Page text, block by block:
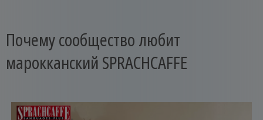
Почему сообщество любит
марокканский SPRACHCAFFE